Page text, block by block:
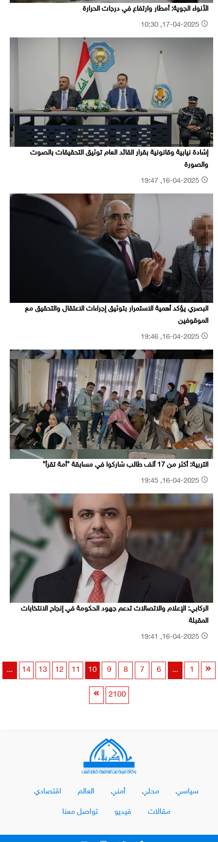
الأنواء الجوية: أمطار وارتفاع في درجات الحرارة
إشادة نيابية وقانونية بقرار القائد العام توثيق التحقيقات بالصوت
والصورة
البصري يؤكد أهمية الاستمرار بتوثيق إجراءات الاعتقال والتحقيق مع
الموقوفين
التربية: أكثر من 17 ألف طالب شاركوا في مسابقة "أمة تقرأ"
الركابي: الإعلام والاتصالات تدعم جهود الحكومة في إنجاح الانتخابات
المقبلة
1
...
6
7
8
9
10
11
12
13
14
...
2100
سياسي محلي أمني العالم اقتصادي
مقالات فيديو تواصل معنا